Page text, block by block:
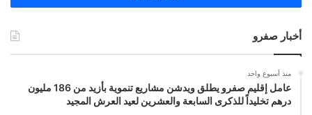
أخبار صفرو
منذ أسبوع واحد
عامل إقليم صفرو يطلق ويدشن مشاريع تنموية بأزيد من 186 مليون
درهم تخليداً للذكرى السابعة والعشرين لعيد العرش المجيد